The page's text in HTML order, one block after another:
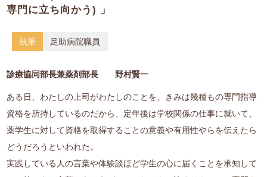
専門に立ち向かう) 」
執筆 足助病院職員
診療協同部長兼薬剤部長 野村賢一
ある日、わたしの上司がわたしのことを、きみは幾種もの専門指導
資格を所持しているのだから、定年後は学校関係の仕事に就いて、
薬学生に対して資格を取得することの意義や有用性やらを伝えたら
どうだろうといわれた。
実践している人の言葉や体験談ほど学生の心に届くことを承知して